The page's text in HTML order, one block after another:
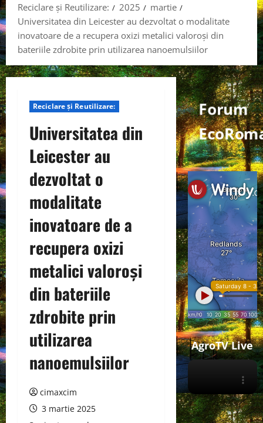
Reciclare și Reutilizare:
2025
martie
Universitatea din Leicester au dezvoltat o modalitate
inovatoare de a recupera oxizi metalici valoroși din
bateriile zdrobite prin utilizarea nanoemulsiilor
Reciclare și Reutilizare:
Universitatea din
Leicester au
dezvoltat o
modalitate
inovatoare de a
recupera oxizi
metalici valoroși
din bateriile
zdrobite prin
utilizarea
nanoemulsiilor
cimaxcim
3 martie 2025
Forum
AgroTV Live